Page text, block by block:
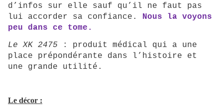
d’infos sur elle sauf qu’il ne faut pas
lui accorder sa confiance. Nous la voyons
peu dans ce tome.
Le XK 2475 : produit médical qui a une
place prépondérante dans l’histoire et
une grande utilité.
Le décor :